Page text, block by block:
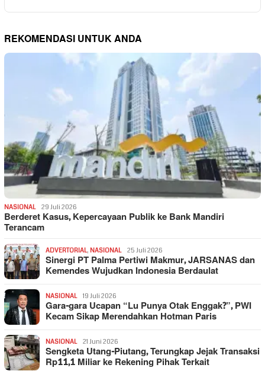
REKOMENDASI UNTUK ANDA
NASIONAL 29 Juli 2026
Berderet Kasus, Kepercayaan Publik ke Bank Mandiri
Terancam
ADVERTORIAL, NASIONAL 25 Juli 2026
Sinergi PT Palma Pertiwi Makmur, JARSANAS dan
Kemendes Wujudkan Indonesia Berdaulat
NASIONAL 19 Juli 2026
Gara-gara Ucapan “Lu Punya Otak Enggak?”, PWI
Kecam Sikap Merendahkan Hotman Paris
NASIONAL 21 Juni 2026
Sengketa Utang-Piutang, Terungkap Jejak Transaksi
Rp11,1 Miliar ke Rekening Pihak Terkait